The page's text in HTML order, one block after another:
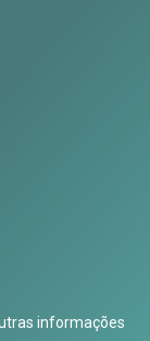
informações